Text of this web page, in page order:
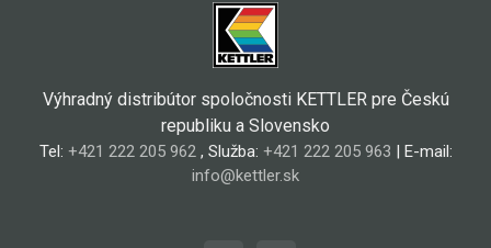
Výhradný distribútor spoločnosti KETTLER pre Českú
republiku a Slovensko
Tel: +421 222 205 962, Služba: +421 222 205 963 | E-mail:
info@kettler.sk